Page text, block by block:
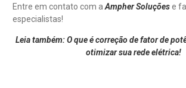
Entre em contato com a Ampher Soluçõese
especialistas!
Leia também: O que é correção de fator de
otimizar sua rede elétrica!